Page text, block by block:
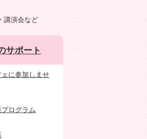
講演会など
サポート
に参加しませ
ログラム